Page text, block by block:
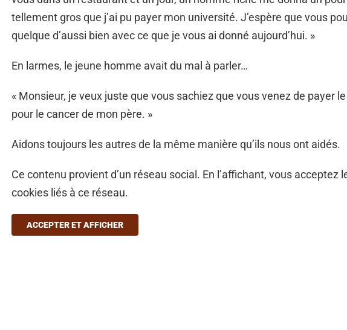
tellement gros que j’ai pu payer mon université. J’espère que vous
quelque d’aussi bien avec ce que je vous ai donné aujourd’hui. »
En larmes, le jeune homme avait du mal à parler…
« Monsieur, je veux juste que vous sachiez que vous venez de payer
pour le cancer de mon père. »
Aidons toujours les autres de la même manière qu’ils nous ont aidés.
Ce contenu provient d’un réseau social. En l’affichant, vous acceptez
cookies liés à ce réseau.
ACCEPTER ET AFFICHER